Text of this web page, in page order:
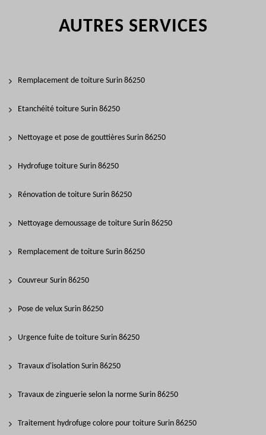
AUTRES SERVICES
Remplacement de toiture Surin 86250
Etanchéité toiture Surin 86250
Nettoyage et pose de gouttières Surin 86250
Hydrofuge toiture Surin 86250
Rénovation de toiture Surin 86250
Nettoyage demoussage de toiture Surin 86250
Remplacement de toiture Surin 86250
Couvreur Surin 86250
Pose de velux Surin 86250
Urgence fuite de toiture Surin 86250
Travaux d'isolation Surin 86250
Travaux de zinguerie selon la norme Surin 86250
Traitement hydrofuge colore pour toiture Surin 86250